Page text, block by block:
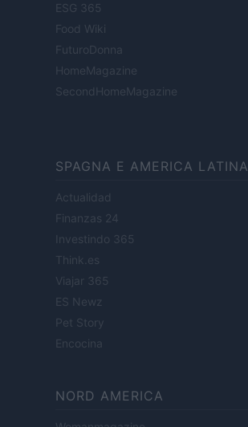
ESG 365
Food Wiki
FuturoDonna
HomeMagazine
SecondHomeMagazine
SPAGNA E AMERICA LATINA
Actualidad
Finanzas 24
Investindo 365
Think.es
Viajar 365
ES Newz
Pet Story
Encocina
NORD AMERICA